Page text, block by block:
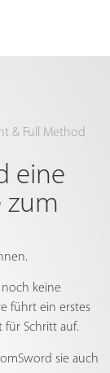
& Full Method
eine
zum
keine
führt ein erstes
Schritt auf.
sie auch